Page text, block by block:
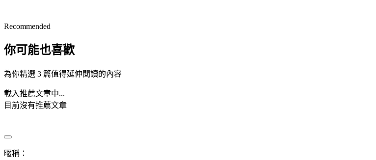
Recommended
你可能也喜歡
為你精選 3 篇值得延伸閱讀的內容
載入推薦文章中...
目前沒有推薦文章
暱稱：